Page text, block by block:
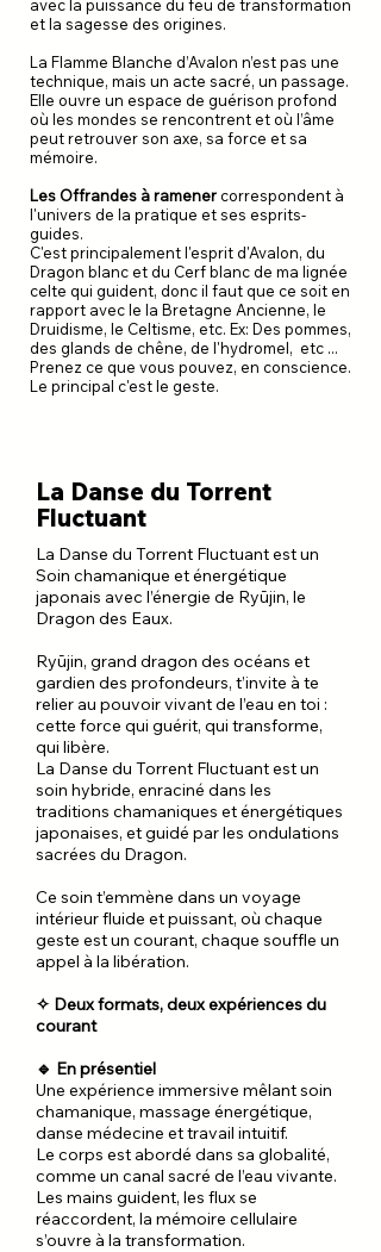
avec la puissance du feu de transformation
et la sagesse des origines.
La Flamme Blanche d’Avalon n’est pas une
technique, mais un acte sacré, un passage.
Elle ouvre un espace de guérison profond
où les mondes se rencontrent et où l’âme
peut retrouver son axe, sa force et sa
mémoire.
Les Offrandes à ramener correspondent à
l'univers de la pratique et ses esprits-
guides.
C'est principalement l'esprit d'Avalon, du
Dragon blanc et du Cerf blanc de ma lignée
celte qui guident, donc il faut que ce soit en
rapport avec le la Bretagne Ancienne, le
Druidisme, le Celtisme, etc. Ex: Des pommes,
des glands de chêne, de l'hydromel, etc ...
Prenez ce que vous pouvez, en conscience.
Le principal c'est le geste.
La Danse du Torrent
Fluctuant
La Danse du Torrent Fluctuant est un
Soin chamanique et énergétique
japonais avec l’énergie de Ryūjin, le
Dragon des Eaux.
Ryūjin, grand dragon des océans et
gardien des profondeurs, t’invite à te
relier au pouvoir vivant de l’eau en toi :
cette force qui guérit, qui transforme,
qui libère.
La Danse du Torrent Fluctuant est un
soin hybride, enraciné dans les
traditions chamaniques et énergétiques
japonaises, et guidé par les ondulations
sacrées du Dragon.
Ce soin t’emmène dans un voyage
intérieur fluide et puissant, où chaque
geste est un courant, chaque souffle un
appel à la libération.
✧ Deux formats, deux expériences du
courant
🔹 En présentiel
Une expérience immersive mêlant soin
chamanique, massage énergétique,
danse médecine et travail intuitif.
Le corps est abordé dans sa globalité,
comme un canal sacré de l’eau vivante.
Les mains guident, les flux se
réaccordent, la mémoire cellulaire
s’ouvre à la transformation.